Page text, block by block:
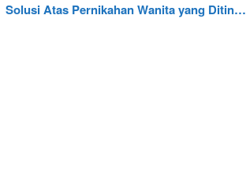
Solusi Atas Pernikahan Wanita yang Ditin…